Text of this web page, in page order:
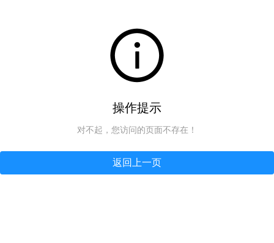
操作提示
对不起，您访问的页面不存在！
返回上一页